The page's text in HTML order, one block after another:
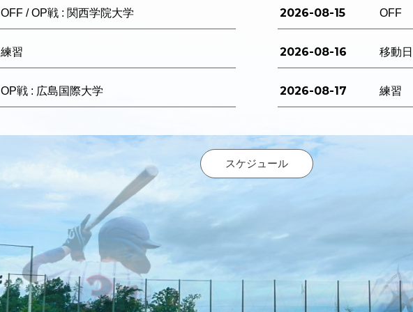
OFF / OP戦 : 関西学院大学
練習
OP戦 : 広島国際大学
2026-08-15 OFF
2026-08-16 移動日
2026-08-17 練習
スケジュール